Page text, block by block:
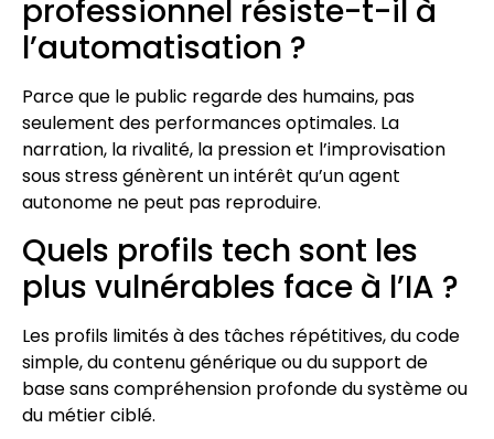
professionnel résiste-t-il à
l’automatisation ?
Parce que le public regarde des humains, pas
seulement des performances optimales. La
narration, la rivalité, la pression et l’improvisation
sous stress génèrent un intérêt qu’un agent
autonome ne peut pas reproduire.
Quels profils tech sont les
plus vulnérables face à l’IA ?
Les profils limités à des tâches répétitives, du code
simple, du contenu générique ou du support de
base sans compréhension profonde du système ou
du métier ciblé.